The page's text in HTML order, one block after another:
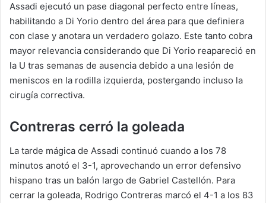
Assadi ejecutó un pase diagonal perfecto entre líneas,
habilitando a Di Yorio dentro del área para que definiera
con clase y anotara un verdadero golazo. Este tanto cobra
mayor relevancia considerando que Di Yorio reapareció en
la U tras semanas de ausencia debido a una lesión de
meniscos en la rodilla izquierda, postergando incluso la
cirugía correctiva.
Contreras cerró la goleada
La tarde mágica de Assadi continuó cuando a los 78
minutos anotó el 3-1, aprovechando un error defensivo
hispano tras un balón largo de Gabriel Castellón. Para
cerrar la goleada, Rodrigo Contreras marcó el 4-1 a los 83